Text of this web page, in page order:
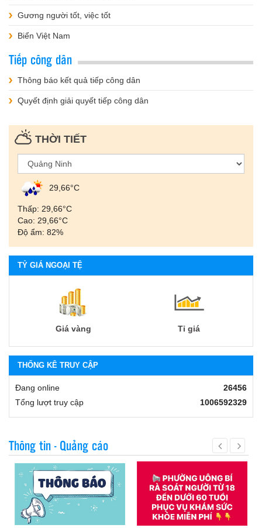
Gương người tốt, việc tốt
Biển Việt Nam
Tiếp công dân
Thông báo kết quả tiếp công dân
Quyết định giải quyết tiếp công dân
THỜI TIẾT
29,66°С
Thấp: 29,66°С
Cao: 29,66°С
Độ ẩm: 82%
TỶ GIÁ NGOẠI TỆ
Giá vàng Tỉ giá
THỐNG KÊ TRUY CẬP
Đang online
26456
Tổng lượt truy cập
1006592329
Thông tin - Quảng cáo